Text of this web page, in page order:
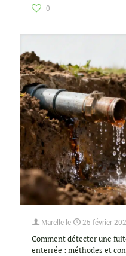
0
Marelle le 25 février
Comment détecter une
enterrée : méthodes et